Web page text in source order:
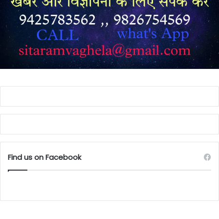
Find us on Facebook